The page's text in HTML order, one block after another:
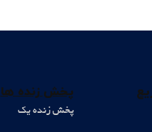
پخش زنده ها
پخش زنده یک